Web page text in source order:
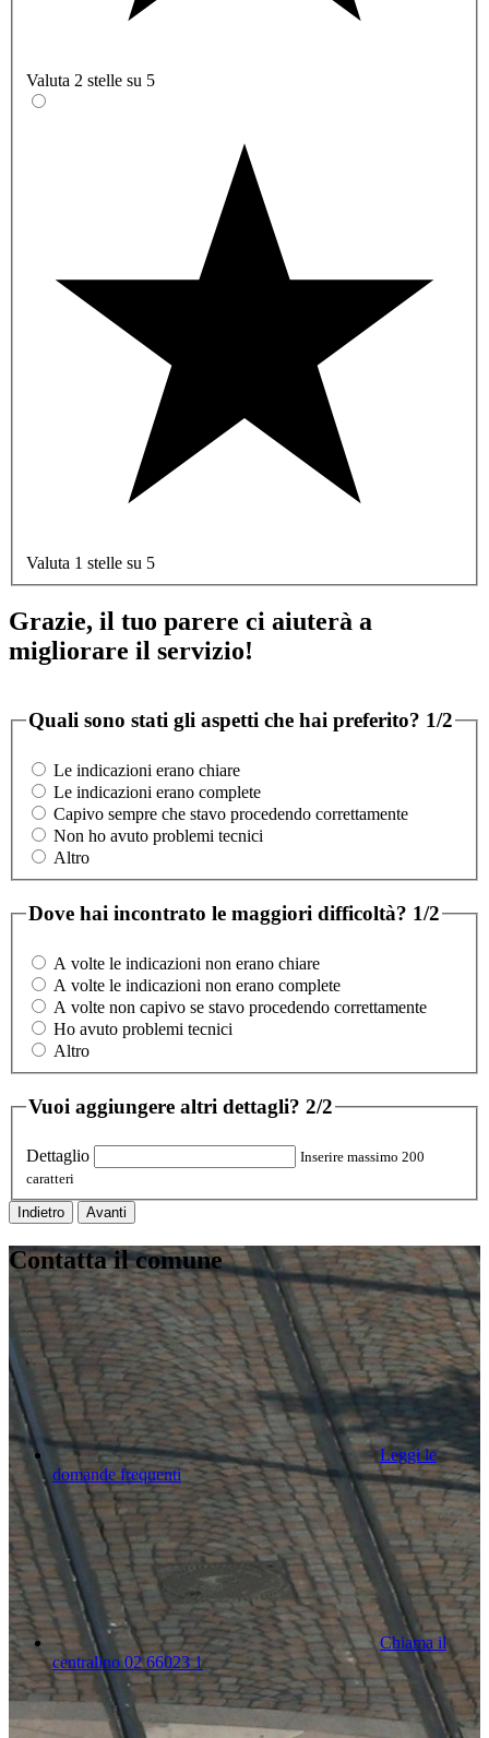
Valuta 2 stelle su 5
Valuta 1 stelle su 5
Grazie, il tuo parere ci aiuterà a
migliorare il servizio!
Quali sono stati gli aspetti che hai preferito? 1/2
Le indicazioni erano chiare
Le indicazioni erano complete
Capivo sempre che stavo procedendo correttamente
Non ho avuto problemi tecnici
Altro
Dove hai incontrato le maggiori difficoltà? 1/2
A volte le indicazioni non erano chiare
A volte le indicazioni non erano complete
A volte non capivo se stavo procedendo correttamente
Ho avuto problemi tecnici
Altro
Vuoi aggiungere altri dettagli? 2/2
Dettaglio
Inserire massimo 200
caratteri
Indietro Avanti
Contatta il comune
Leggi le
domande frequenti
Chiama il
centralino 02 66023 1